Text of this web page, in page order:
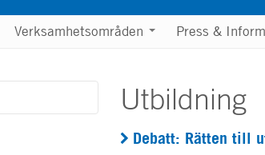
Verksamhetsområden Press &
Utbildning
Debatt: Rätten till